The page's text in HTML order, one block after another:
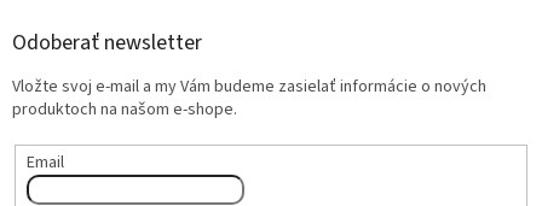
Odoberať newsletter
Vložte svoj e-mail a my Vám budeme zasielať informácie o nových
produktoch na našom e-shope.
Email